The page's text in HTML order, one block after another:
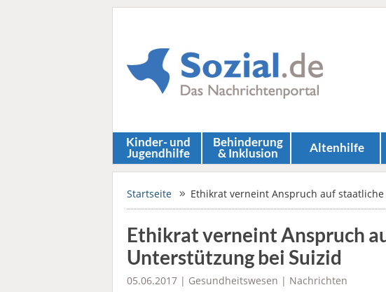
Kinder- und
Jugendhilfe
Behinderung
& Inklusion Altenhilfe
Startseite Ethikrat verneint Anspruch auf
Ethikrat verneint Anspruch
Unterstützung bei Suizid
05.06.2017 | Gesundheitswesen | Nachrichten